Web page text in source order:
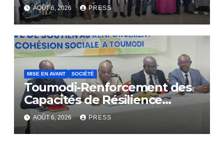
AOÛT 6, 2026 PRESS
MISE EN AVANT SOCIÉTÉ
Toumodi-Renforcement des
Capacités de Résilience
Communautaire
AOÛT 6, 2026 PRESS